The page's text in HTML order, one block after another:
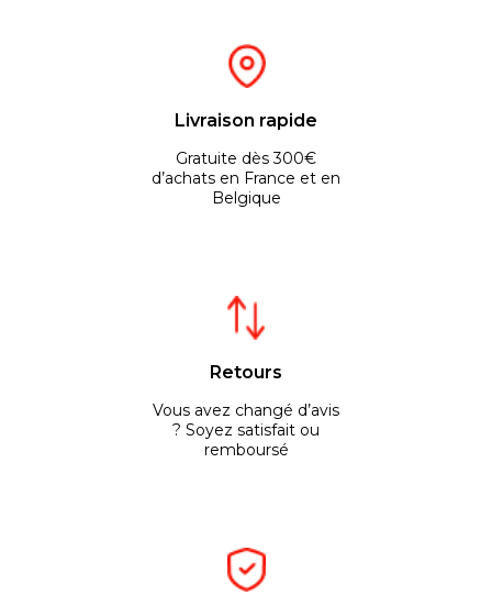
Livraison rapide
Gratuite dès 300€
d’achats en France et en
Belgique
Retours
Vous avez changé d’avis
? Soyez satisfait ou
remboursé